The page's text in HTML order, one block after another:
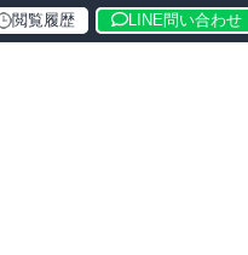
閲覧履歴 LINE問い合わせ